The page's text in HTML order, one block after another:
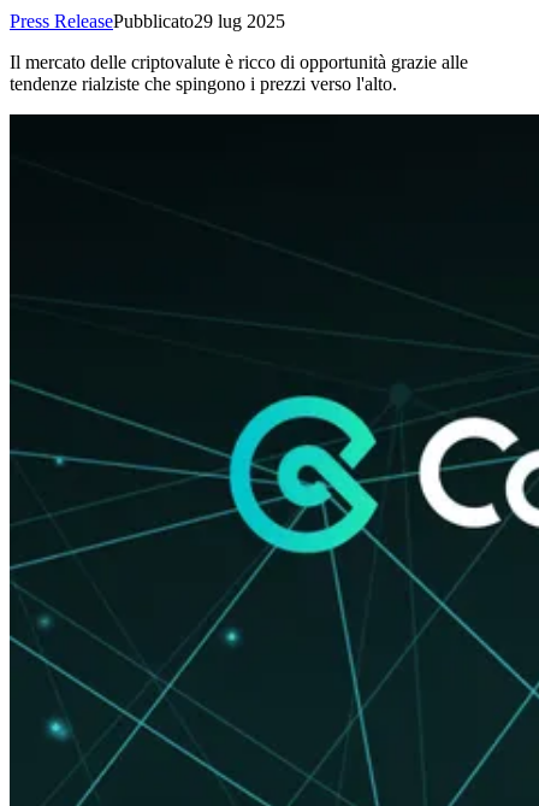
Press ReleasePubblicato29 lug 2025
Il mercato delle criptovalute è ricco di opportunità grazie alle
tendenze rialziste che spingono i prezzi verso l'alto.